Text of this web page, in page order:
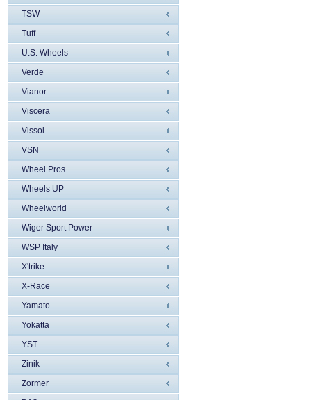
TSW
Tuff
U.S. Wheels
Verde
Vianor
Viscera
Vissol
VSN
Wheel Pros
Wheels UP
Wheelworld
Wiger Sport Power
WSP Italy
X'trike
X-Race
Yamato
Yokatta
YST
Zinik
Zormer